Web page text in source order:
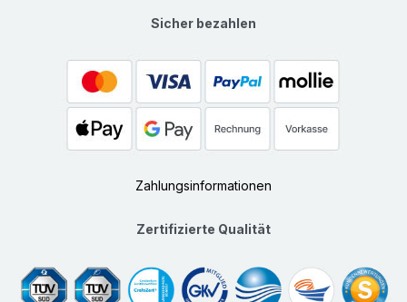
Sicher bezahlen
Zahlungsinformationen
Zertifizierte Qualität